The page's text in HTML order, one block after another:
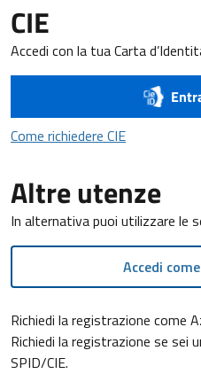
CIE
Accedi con la tua Carta
Come richiedere CIECome
Altre utenze
In alternativa puoi utilizzare le
Accedi
Richiedi la registrazione come
Richiedi la registrazione se sei
SPID/CIE.